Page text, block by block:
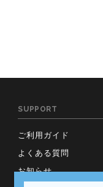
SUPPORT
ご利用ガイド
よくある質問
お知らせ